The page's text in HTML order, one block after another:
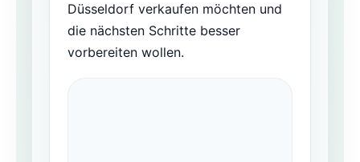
Düsseldorf verkaufen möchten und
die nächsten Schritte besser
vorbereiten wollen.